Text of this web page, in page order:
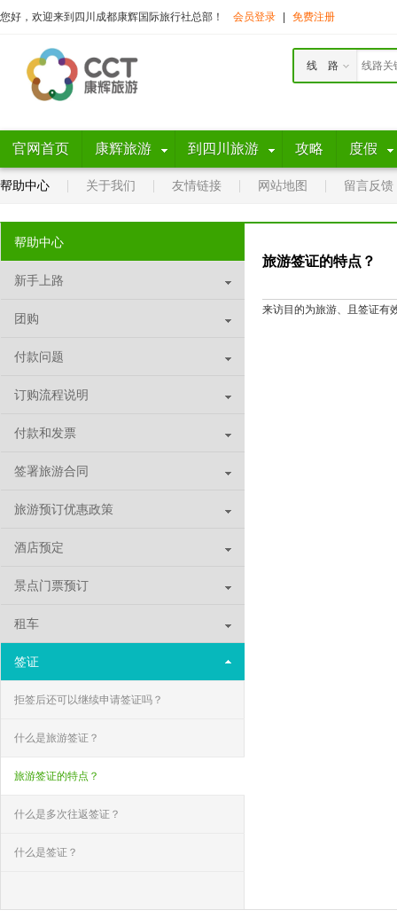
您好，欢迎来到四川成都康辉国际旅行社总部！ 会员登录 免费注册
线 路
官网首页 康辉旅游 到四川旅游 攻略 度假
帮助中心 关于我们 友情链接 网站地图 留言反馈
帮助中心
新手上路
团购
付款问题
订购流程说明
付款和发票
签署旅游合同
旅游预订优惠政策
酒店预定
景点门票预订
租车
签证
拒签后还可以继续申请签证吗？
什么是旅游签证？
旅游签证的特点？
什么是多次往返签证？
什么是签证？
旅游签证的特点？
来访目的为旅游、且签证有